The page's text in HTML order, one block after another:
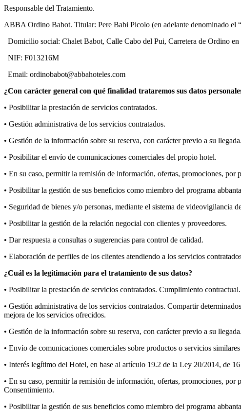
Responsable del Tratamiento.
ABBA Ordino Babot. Titular: Pere Babi Picolo (en adelante denominado el
Domicilio social: Chalet Babot, Calle Cabo del Pui, Carretera de Ordino
NIF: F013216M
Email: ordinobabot@abbahoteles.com
¿Con carácter general con qué finalidad trataremos sus datos
• Posibilitar la prestación de servicios contratados.
• Gestión administrativa de los servicios contratados.
• Gestión de la información sobre su reserva, con carácter previo a su llegada.
• Posibilitar el envío de comunicaciones comerciales del propio hotel.
• En su caso, permitir la remisión de información, ofertas, promociones, por
• Posibilitar la gestión de sus beneficios como miembro del programa
• Seguridad de bienes y/o personas, mediante el sistema de videovigilancia
• Posibilitar la gestión de la relación negocial con clientes y proveedores.
• Dar respuesta a consultas o sugerencias para control de calidad.
• Elaboración de perfiles de los clientes atendiendo a los servicios
¿Cuál es la legitimación para el tratamiento de sus datos?
• Posibilitar la prestación de servicios contratados. Cumplimiento contractual.
• Gestión administrativa de los servicios contratados. Compartir
mejora de los servicios ofrecidos.
• Gestión de la información sobre su reserva, con carácter previo a su
• Envío de comunicaciones comerciales sobre productos o servicios
• Interés legítimo del Hotel, en base al artículo 19.2 de la Ley 20/2014, de
• En su caso, permitir la remisión de información, ofertas, promociones, por
Consentimiento.
• Posibilitar la gestión de sus beneficios como miembro del programa